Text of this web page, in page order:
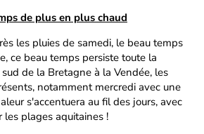
de plus en plus chaud
les pluies de samedi, le beau temps
ce beau temps persiste toute la
de la Bretagne à la Vendée, les
notamment mercredi avec une
s'accentuera au fil des jours, avec
les plages aquitaines !